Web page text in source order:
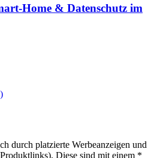
Home & Datenschutz im
durch platzierte Werbeanzeigen und
Diese sind mit einem *